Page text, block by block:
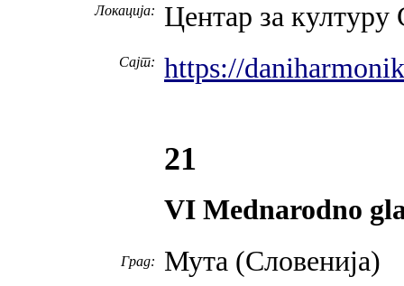
Локација: Центар за културу
Сајт: https://
21
VI Mednarodno
Град: Мута (Словенија)